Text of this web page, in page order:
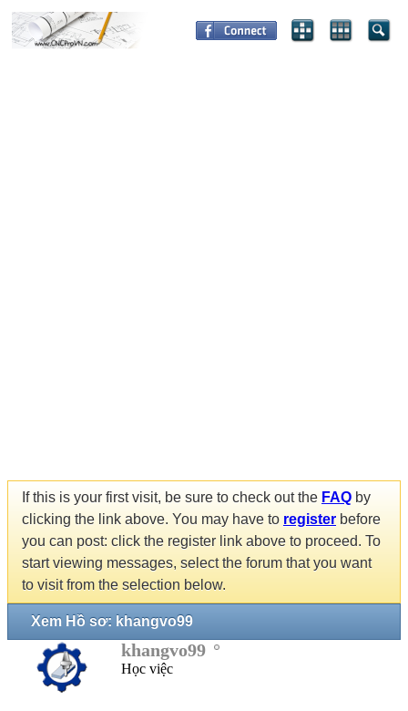
If this is your first visit, be sure to check out the FAQ by
clicking the link above. You may have to register before
you can post: click the register link above to proceed. To
start viewing messages, select the forum that you want
to visit from the selection below.
Xem Hồ sơ: khangvo99
khangvo99
Học việc